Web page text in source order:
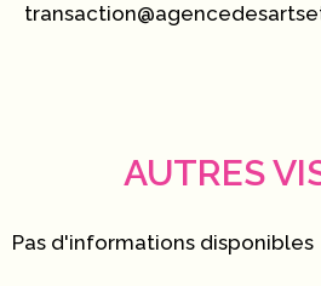
AUTRES
Pas d'informations disponibles